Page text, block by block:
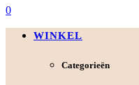
0
WINKEL
Categorieën